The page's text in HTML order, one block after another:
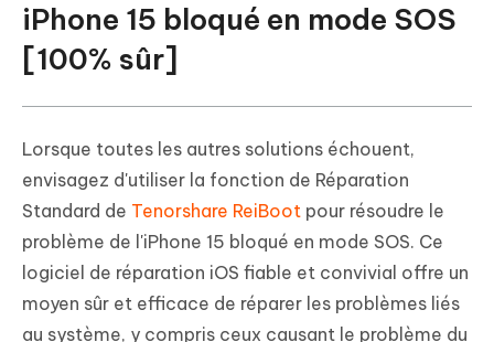
iPhone 15 bloqué en mode SOS
[100% sûr]
Lorsque toutes les autres solutions échouent,
envisagez d'utiliser la fonction de Réparation
Standard de Tenorshare ReiBoot pour résoudre le
problème de l'iPhone 15 bloqué en mode SOS. Ce
logiciel de réparation iOS fiable et convivial offre un
moyen sûr et efficace de réparer les problèmes liés
au système, y compris ceux causant le problème du